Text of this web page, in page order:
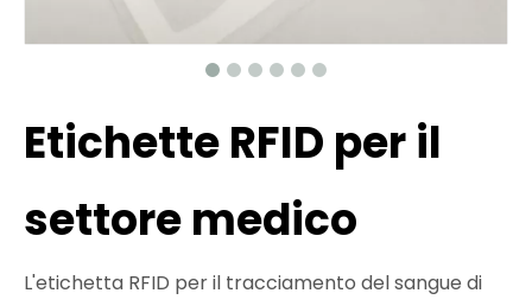
Etichette RFID per il
settore medico
L'etichetta RFID per il tracciamento del sangue di